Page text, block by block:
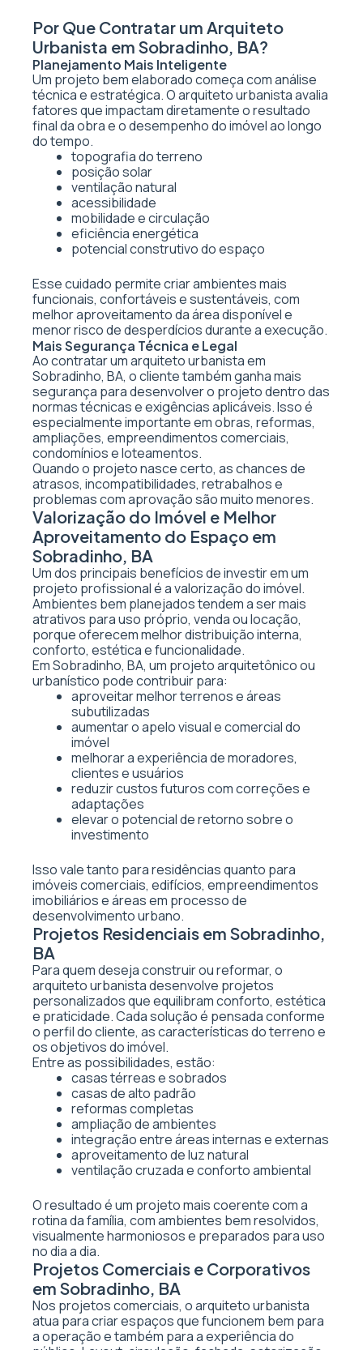
Por Que Contratar um Arquiteto
Urbanista em Sobradinho, BA?
Planejamento Mais Inteligente
Um projeto bem elaborado começa com análise
técnica e estratégica. O arquiteto urbanista avalia
fatores que impactam diretamente o resultado
final da obra e o desempenho do imóvel ao longo
do tempo.
topografia do terreno
posição solar
ventilação natural
acessibilidade
mobilidade e circulação
eficiência energética
potencial construtivo do espaço
Esse cuidado permite criar ambientes mais
funcionais, confortáveis e sustentáveis, com
melhor aproveitamento da área disponível e
menor risco de desperdícios durante a execução.
Mais Segurança Técnica e Legal
Ao contratar um arquiteto urbanista em
Sobradinho, BA, o cliente também ganha mais
segurança para desenvolver o projeto dentro das
normas técnicas e exigências aplicáveis. Isso é
especialmente importante em obras, reformas,
ampliações, empreendimentos comerciais,
condomínios e loteamentos.
Quando o projeto nasce certo, as chances de
atrasos, incompatibilidades, retrabalhos e
problemas com aprovação são muito menores.
Valorização do Imóvel e Melhor
Aproveitamento do Espaço em
Sobradinho, BA
Um dos principais benefícios de investir em um
projeto profissional é a valorização do imóvel.
Ambientes bem planejados tendem a ser mais
atrativos para uso próprio, venda ou locação,
porque oferecem melhor distribuição interna,
conforto, estética e funcionalidade.
Em Sobradinho, BA, um projeto arquitetônico ou
urbanístico pode contribuir para:
aproveitar melhor terrenos e áreas
subutilizadas
aumentar o apelo visual e comercial do
imóvel
melhorar a experiência de moradores,
clientes e usuários
reduzir custos futuros com correções e
adaptações
elevar o potencial de retorno sobre o
investimento
Isso vale tanto para residências quanto para
imóveis comerciais, edifícios, empreendimentos
imobiliários e áreas em processo de
desenvolvimento urbano.
Projetos Residenciais em Sobradinho,
BA
Para quem deseja construir ou reformar, o
arquiteto urbanista desenvolve projetos
personalizados que equilibram conforto, estética
e praticidade. Cada solução é pensada conforme
o perfil do cliente, as características do terreno e
os objetivos do imóvel.
Entre as possibilidades, estão:
casas térreas e sobrados
casas de alto padrão
reformas completas
ampliação de ambientes
integração entre áreas internas e externas
aproveitamento de luz natural
ventilação cruzada e conforto ambiental
O resultado é um projeto mais coerente com a
rotina da família, com ambientes bem resolvidos,
visualmente harmoniosos e preparados para uso
no dia a dia.
Projetos Comerciais e Corporativos
em Sobradinho, BA
Nos projetos comerciais, o arquiteto urbanista
atua para criar espaços que funcionem bem para
a operação e também para a experiência do